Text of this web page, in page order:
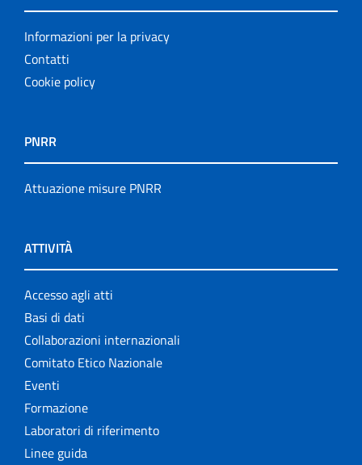
Informazioni per la privacy
Contatti
Cookie policy
PNRR
Attuazione misure PNRR
ATTIVITÀ
Accesso agli atti
Basi di dati
Collaborazioni internazionali
Comitato Etico Nazionale
Eventi
Formazione
Laboratori di riferimento
Linee guida